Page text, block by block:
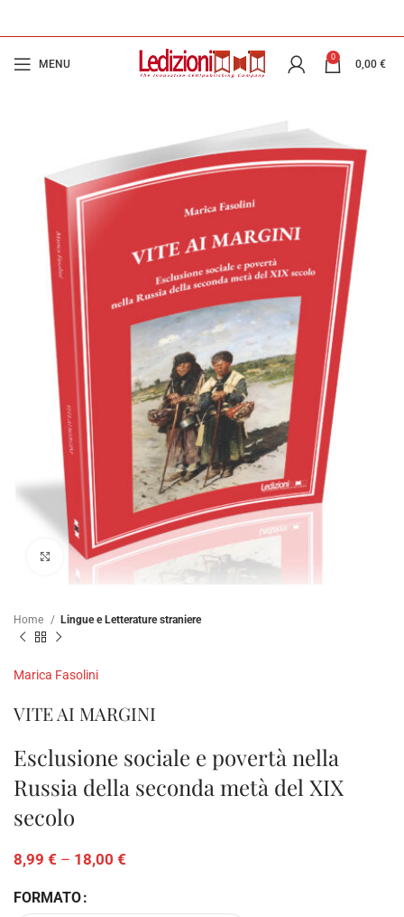
MENU
0
0,00 €
Click to enlarge
Home Lingue e Letterature straniere
Marica Fasolini
VITE AI MARGINI
Esclusione sociale e povertà nella
Russia della seconda metà del XIX
secolo
8,99 € – 18,00 €
FORMATO